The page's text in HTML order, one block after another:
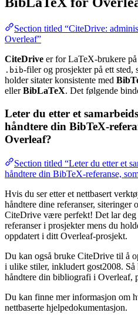
Section titled “CiteDrive:
Overleaf”
CiteDrive er for LaTeX-brukere på
.bib-filer og prosjekter på ett sted,
holder sitater konsistente med
ellerBibLaTeX. Det følgende
Leter du etter et
håndtere din BibTeX-
Overleaf?
Section titled “Leter du etter et
håndtere din BibTeX-referanse,
Hvis du ser etter et nettbasert
håndtere dine referanser,
CiteDrive være perfekt! Det lar deg
referanser i prosjekter mens du
oppdatert i ditt Overleaf-prosjekt.
Du kan også bruke CiteDrive til å
i ulike stiler, inkludert gost2008. Så
håndtere din bibliografi i Overleaf,
Du kan finne mer informasjon om
nettbaserte hjelpedokumentasjon.